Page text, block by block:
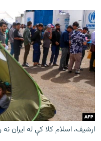
ارشیف، اسلام کلا کې له ایران